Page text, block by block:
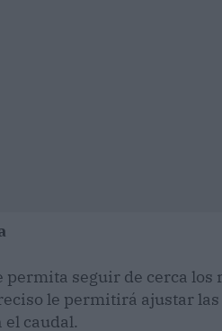
seguir de cerca los
le permitirá ajustar
el caudal.